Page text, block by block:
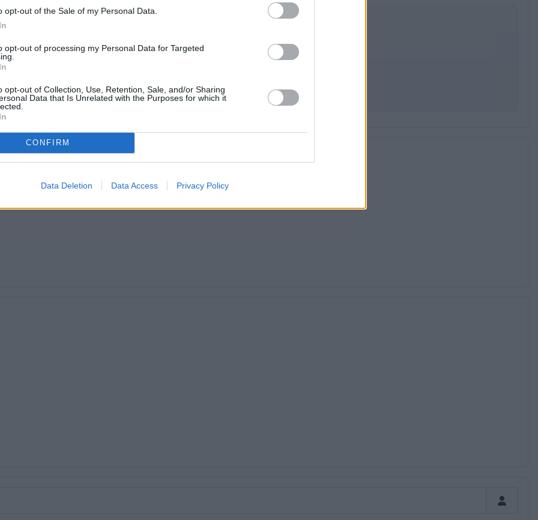
opt-out of the Sale of my Personal Data.
opt-out of processing my Personal Data for Targeted
opt-out of Collection, Use, Retention, Sale, and/or Sharing
Data that Is Unrelated with the Purposes for which it
CONFIRM
Data Deletion Data Access Privacy Policy
Urlaubs & Reise-News kostenlos per E-Mail
Urlaubs-News, Reisetipps & exklusive Hintergründe direkt in Ihr Postfach.
✅ Kostenlos ✅ Jederzeit kündbar ✅ Kein Spam